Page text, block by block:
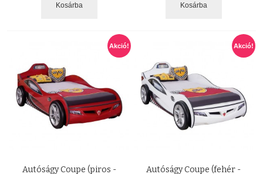
Kosárba Kosárba
Akció!
Autóságy Coupe (piros -
Akció!
Autóságy Coupe (fehér -